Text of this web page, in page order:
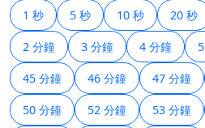
1 秒 5 秒 10 秒 20 秒
2 分鐘 3 分鐘 4 分鐘
45 分鐘 46 分鐘 47 分鐘
50 分鐘 52 分鐘 53 分鐘